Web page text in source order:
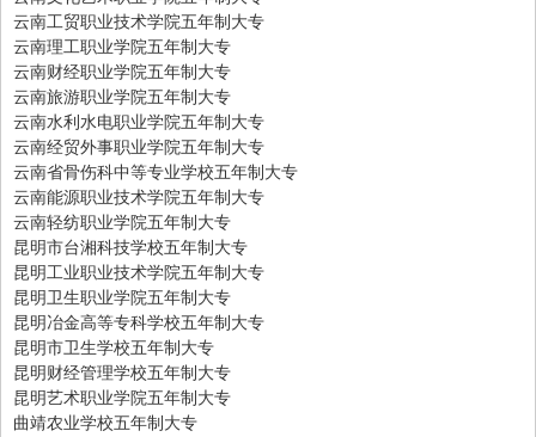
云南工贸职业技术学院五年制大专
云南理工职业学院五年制大专
云南财经职业学院五年制大专
云南旅游职业学院五年制大专
云南水利水电职业学院五年制大专
云南经贸外事职业学院五年制大专
云南省骨伤科中等专业学校五年制大专
云南能源职业技术学院五年制大专
云南轻纺职业学院五年制大专
昆明市台湘科技学校五年制大专
昆明工业职业技术学院五年制大专
昆明卫生职业学院五年制大专
昆明冶金高等专科学校五年制大专
昆明市卫生学校五年制大专
昆明财经管理学校五年制大专
昆明艺术职业学院五年制大专
曲靖农业学校五年制大专